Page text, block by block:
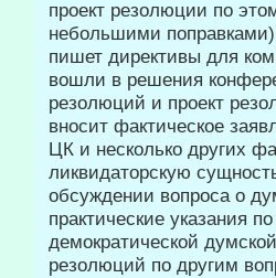
проект резолюции по
небольшими
пишет директивы для
вошли в решения
резолюций и проект
вносит фактическое
ЦК и несколько других
ликвидаторскую
обсуждении вопроса о
практические указания
демократической
резолюций по другим